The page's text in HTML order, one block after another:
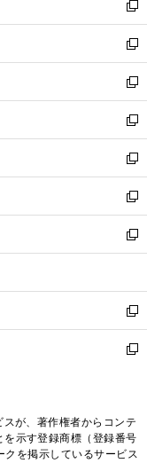
で
開
く
ド
ウ
で
開
く
ィ
ン
ド
ウ
で
開
く
い
ウ
ィ
ン
ド
ウ
で
開
く
新
し
い
ウ
ィ
ン
ド
ウ
で
開
く
新
し
い
ウ
ィ
ン
ド
ウ
で
開
く
新
し
い
ウ
ィ
ン
ド
ウ
で
開
新
し
い
ウ
ィ
ン
ド
ウ
開
く
新
し
い
ウ
ィ
ン
ウ
で
開
く
新
し
い
ウ
ン
ド
ウ
で
新
し
ウ
ィ
ン
ド
く
新
し
い
ド
ウ
で
新
ィ
ン
が、著作権者からコンテ
示す登録商標（登録番号
を掲示しているサービス